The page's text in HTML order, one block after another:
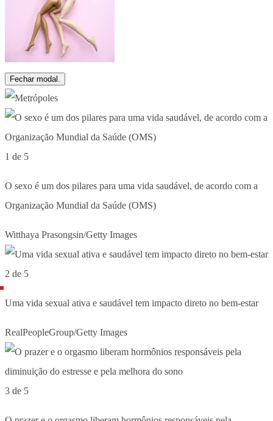
Fechar modal.
1 de 5
O sexo é um dos pilares para uma vida saudável, de acordo com a
Organização Mundial da Saúde (OMS)
Witthaya Prasongsin/Getty Images
2 de 5
Uma vida sexual ativa e saudável tem impacto direto no bem-estar
RealPeopleGroup/Getty Images
3 de 5